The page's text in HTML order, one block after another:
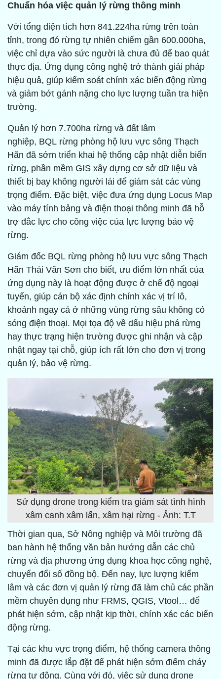
Chuẩn hóa việc quản lý rừng thông minh
Với tổng diện tích hơn 841.224ha rừng trên toàn
tỉnh, trong đó rừng tự nhiên chiếm gần 600.000ha,
việc chỉ dựa vào sức người là chưa đủ để bao quát
thực địa. Ứng dụng công nghệ trở thành giải pháp
hiệu quả, giúp kiểm soát chính xác biến động rừng
và giảm bớt gánh nặng cho lực lượng tuần tra hiện
trường.
Quản lý hơn 7.700ha rừng và đất lâm
nghiệp, BQL rừng phòng hộ lưu vực sông Thạch
Hãn đã sớm triển khai hệ thống cập nhật diễn biến
rừng, phần mềm GIS xây dựng cơ sở dữ liệu và
thiết bị bay không người lái để giám sát các vùng
trọng điểm. Đặc biệt, việc đưa ứng dụng Locus Map
vào máy tính bảng và điện thoại thông minh đã hỗ
trợ đắc lực cho công việc của lực lượng bảo vệ
rừng.
Giám đốc BQL rừng phòng hộ lưu vực sông Thạch
Hãn Thái Văn Sơn cho biết, ưu điểm lớn nhất của
ứng dụng này là hoạt động được ở chế độ ngoại
tuyến, giúp cán bộ xác định chính xác vị trí lô,
khoảnh ngay cả ở những vùng rừng sâu không có
sóng điện thoại. Mọi tọa độ về dấu hiệu phá rừng
hay thực trạng hiện trường được ghi nhận và cập
nhật ngay tại chỗ, giúp ích rất lớn cho đơn vị trong
quản lý, bảo vệ rừng.
Sử dụng drone trong kiểm tra giám sát tình hình
xâm canh xâm lấn, xâm hại rừng - Ảnh: T.T
Thời gian qua, Sở Nông nghiệp và Môi trường đã
ban hành hệ thống văn bản hướng dẫn các chủ
rừng và địa phương ứng dụng khoa học công nghệ,
chuyển đổi số đồng bộ. Đến nay, lực lượng kiểm
lâm và các đơn vị quản lý rừng đã làm chủ các phần
mềm chuyên dụng như FRMS, QGIS, Vtool… để
phát hiện sớm, cập nhật kịp thời, chính xác các biến
động rừng.
Tại các khu vực trọng điểm, hệ thống camera thông
minh đã được lắp đặt để phát hiện sớm điểm cháy
rừng tự động. Cùng với đó, việc sử dụng drone